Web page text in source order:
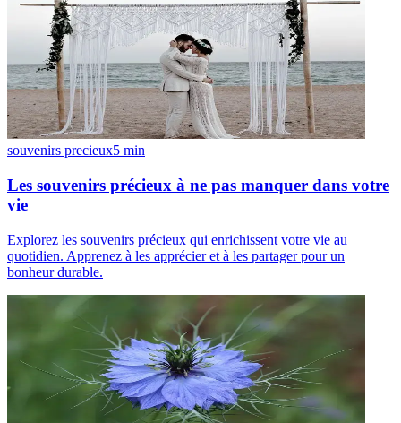
souvenirs precieux5 min
Les souvenirs précieux à ne pas manquer dans votre
vie
Explorez les souvenirs précieux qui enrichissent votre vie au
quotidien. Apprenez à les apprécier et à les partager pour un
bonheur durable.